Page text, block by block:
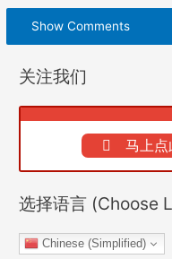
Show Comments
关注我们
马上
选择语言 (Choose
Chinese (Simplified)